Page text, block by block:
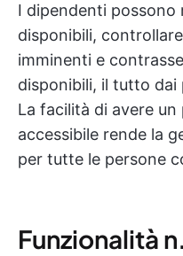
I dipendenti possono
disponibili,
imminenti e
disponibili, il tutto
La facilità di avere
accessibile rende la
per tutte le persone
Funzionalità